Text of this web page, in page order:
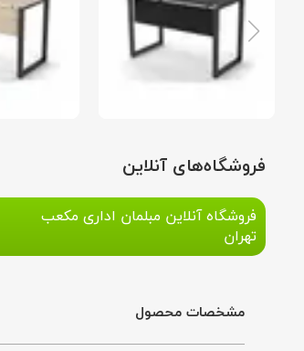
فروشگاه‌های آنلاین
فروشگاه آنلاین مبلمان اداری مکعب
تهران
مشخصات محصول